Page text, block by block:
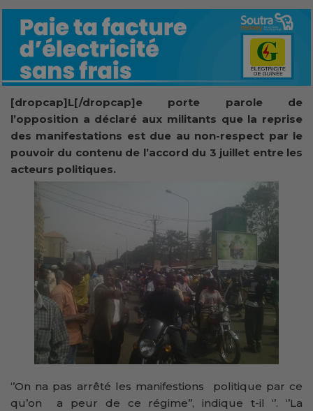
[dropcap]L[/dropcap]e porte parole de
l’opposition a déclaré aux militants que la reprise
des manifestations est due au non-respect par le
pouvoir du contenu de l’accord du 3 juillet entre les
acteurs politiques.
‘’On na pas arrêté les manifestions politique par ce
qu’on a peur de ce régime’’, indique t-il ‘’. ‘’La